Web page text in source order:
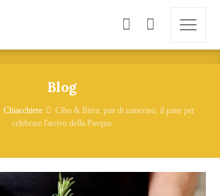
Blog
Chiacchiere
Cibo & Birra: pan di ramerino, il pane per
celebrare l'arrivo della Pasqua